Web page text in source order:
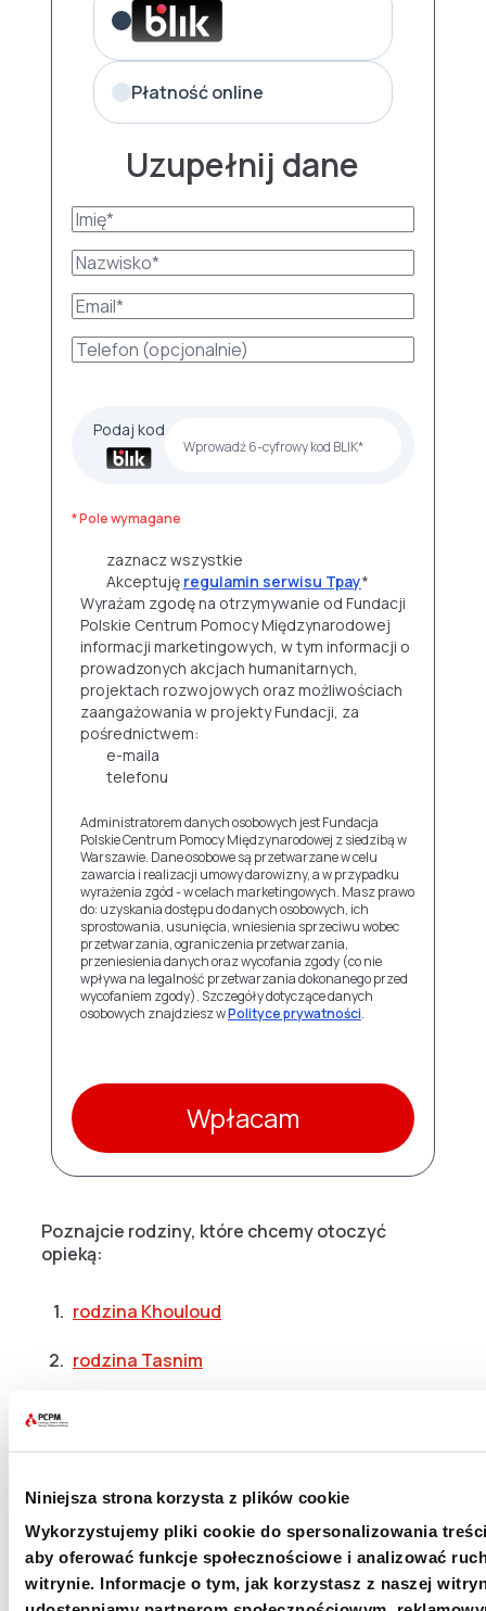
Niniejsza strona korzysta z plików cookie
Wykorzystujemy pliki cookie do spersonalizowania
aby oferować funkcje społecznościowe i analizować
witrynie. Informacje o tym, jak korzystasz z naszej
Płatność online
Uzupełnij dane
Podaj kod
* Pole wymagane
zaznacz wszystkie
Akceptuję regulamin serwisu Tpay*
Wyrażam zgodę na otrzymywanie od Fundacji
Polskie Centrum Pomocy Międzynarodowej
informacji marketingowych, w tym informacji o
prowadzonych akcjach humanitarnych,
projektach rozwojowych oraz możliwościach
zaangażowania w projekty Fundacji, za
pośrednictwem:
e-maila
telefonu
Administratorem danych osobowych jest Fundacja
Polskie Centrum Pomocy Międzynarodowej z siedzibą w
Warszawie. Dane osobowe są przetwarzane w celu
zawarcia i realizacji umowy darowizny, a w przypadku
wyrażenia zgód - w celach marketingowych. Masz prawo
do: uzyskania dostępu do danych osobowych, ich
sprostowania, usunięcia, wniesienia sprzeciwu wobec
przetwarzania, ograniczenia przetwarzania,
przeniesienia danych oraz wycofania zgody (co nie
wpływa na legalność przetwarzania dokonanego przed
wycofaniem zgody). Szczegóły dotyczące danych
osobowych znajdziesz wPolityce prywatności.
Wpłacam
Poznajcie rodziny, które chcemy otoczyć
opieką:
rodzina Khouloud
rodzina Tasnim